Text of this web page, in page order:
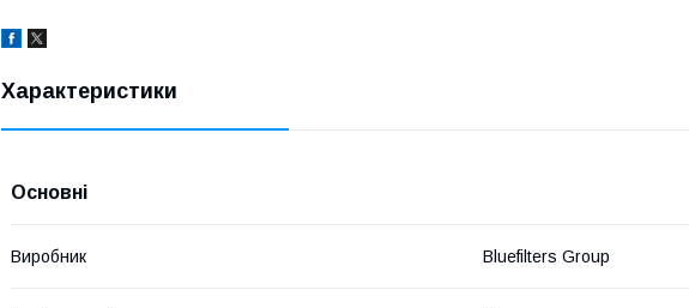
Характеристики
Основні
Виробник Bluefilters Group